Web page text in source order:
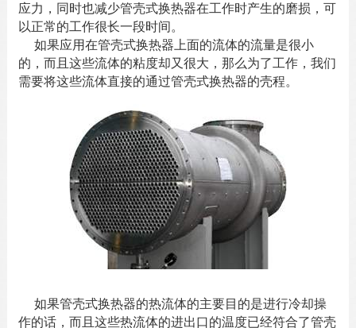
应力，同时也减少管壳式换热器在工作时产生的磨损，可
以正常的工作很长一段时间。
如果应用在管壳式换热器 上面的流体的流量是很小
的，而且这些流体的粘度却又很大，那么为了工作，我们
需要将这些流体直接的通过管壳式换热器的壳程。
如果管壳式换热器的热流体的主要目的是进行冷却操
作的话，而且这些热流体的进出口的温度已经符合了管壳